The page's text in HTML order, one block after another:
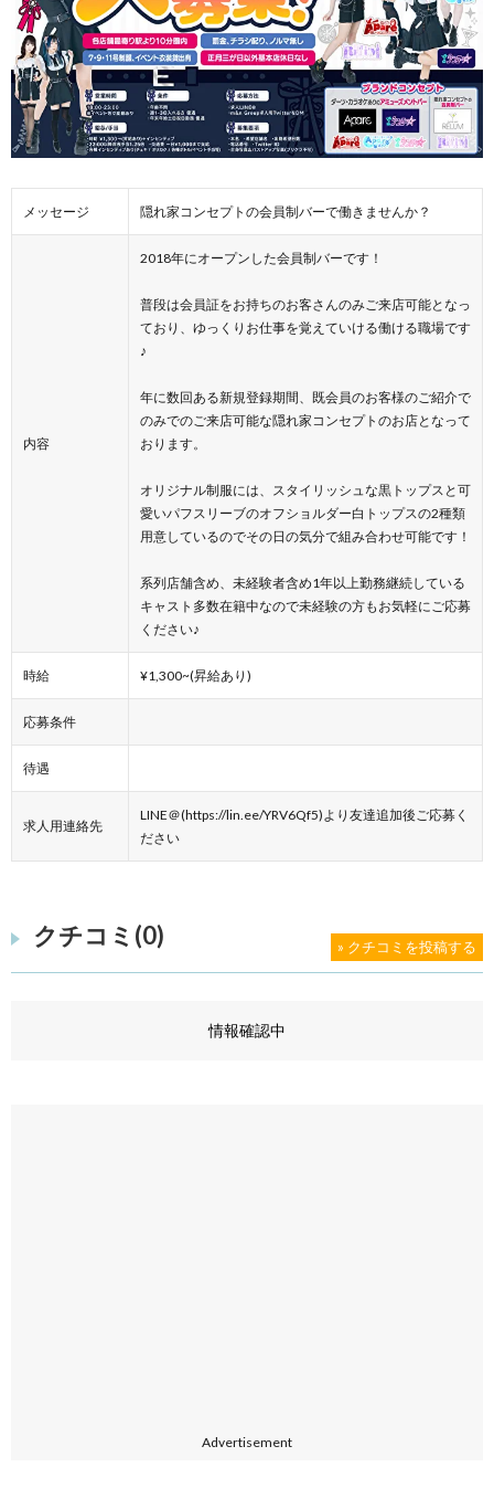
メッセージ 隠れ家コンセプトの会員制バーで働きませんか？
内容
2018年にオープンした会員制バーです！
普段は会員証をお持ちのお客さんのみご来店可能となっ
ており、ゆっくりお仕事を覚えていける働ける職場です
♪
年に数回ある新規登録期間、既会員のお客様のご紹介で
のみでのご来店可能な隠れ家コンセプトのお店となって
おります。
オリジナル制服には、スタイリッシュな黒トップスと可
愛いパフスリーブのオフショルダー白トップスの2種類
用意しているのでその日の気分で組み合わせ可能です！
系列店舗含め、未経験者含め1年以上勤務継続している
キャスト多数在籍中なので未経験の方もお気軽にご応募
ください♪
時給 ¥1,300~(昇給あり)
応募条件
待遇
求人用連絡先
LINE＠(https://lin.ee/YRV6Qf5)より友達追加後ご応募く
ださい
クチコミ(0) » クチコミを投稿する
情報確認中
Advertisement